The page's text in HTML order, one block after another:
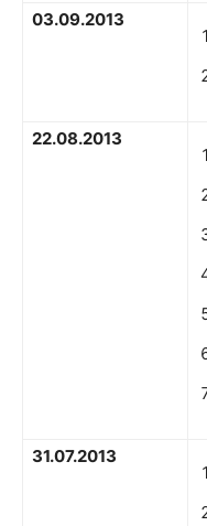
03.09.2013
22.08.2013
31.07.2013